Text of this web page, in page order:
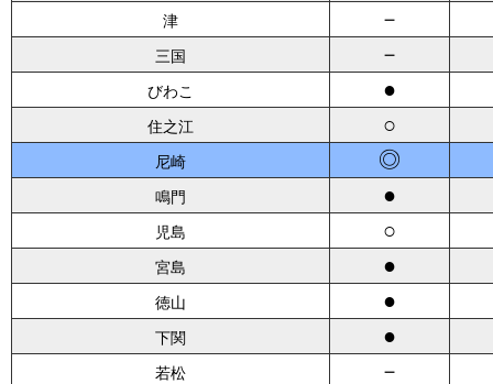
津 －
三国 －
びわこ ●
住之江 ○
尼崎 ◎
鳴門 ●
児島 ○
宮島 ●
徳山 ●
下関 ●
若松 －